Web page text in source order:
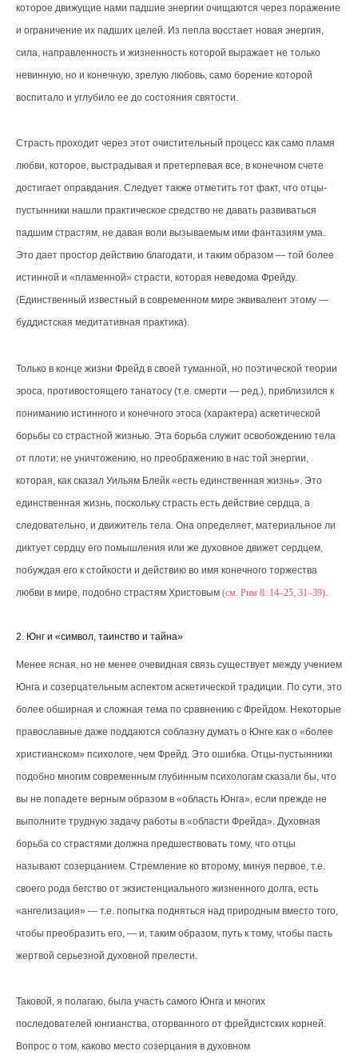
которое движущие нами падшие энергии очищаются через поражение
и ограничение их падших целей. Из пепла восстает новая энергия,
сила, направленность и жизненность которой выражает не только
невинную, но и конечную, зрелую любовь, само борение которой
воспитало и углубило ее до состояния святости.
Страсть проходит через этот очистительный процесс как само пламя
любви, которое, выстрадывая и претерпевая все, в конечном счете
достигает оправдания. Следует также отметить тот факт, что отцы-
пустынники нашли практическое средство не давать развиваться
падшим страстям, не давая воли вызываемым ими фантазиям ума.
Это дает простор действию благодати, и таким образом — той более
истинной и «пламенной» страсти, которая неведома Фрейду.
(Единственный известный в современном мире эквивалент этому —
буддистская медитативная практика).
Только в конце жизни Фрейд в своей туманной, но поэтической теории
эроса, противостоящего танатосу (т.е. смерти — ред.), приблизился к
пониманию истинного и конечного этоса (характера) аскетической
борьбы со страстной жизнью. Эта борьба служит освобождению тела
от плоти; не уничтожению, но преображению в нас той энергии,
которая, как сказал Уильям Блейк «есть единственная жизнь». Это
единственная жизнь, поскольку страсть есть действие сердца, а
следовательно, и движитель тела. Она определяет, материальное ли
диктует сердцу его помышления или же духовное движет сердцем,
побуждая его к стойкости и действию во имя конечного торжества
любви в мире, подобно страстям Христовым (см. Рим 8: 14–25, 31–39).
2. Юнг и «символ, таинство и тайна»
Менее ясная, но не менее очевидная связь существует между учением
Юнга и созерцательным аспектом аскетической традиции. По сути, это
более обширная и сложная тема по сравнению с Фрейдом. Некоторые
православные даже поддаются соблазну думать о Юнге как о «более
христианском» психологе, чем Фрейд. Это ошибка. Отцы-пустынники
подобно многим современным глубинным психологам сказали бы, что
вы не попадете верным образом в «область Юнга», если прежде не
выполните трудную задачу работы в «области Фрейда». Духовная
борьба со страстями должна предшествовать тому, что отцы
называют созерцанием. Стремление ко второму, минуя первое, т.е.
своего рода бегство от экзистенциального жизненного долга, есть
«ангелизация» — т.е. попытка подняться над природным вместо того,
чтобы преобразить его, — и, таким образом, путь к тому, чтобы пасть
жертвой серьезной духовной прелести.
Таковой, я полагаю, была участь самого Юнга и многих
последователей юнгианства, оторванного от фрейдистских корней.
Вопрос о том, каково место созерцания в духовном